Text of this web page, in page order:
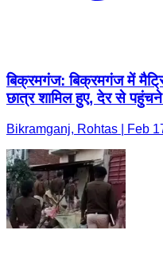
बिक्रमगंज: बिक्रमगंज में
छात्र शामिल हुए, देर से
Bikramganj, Rohtas | Feb